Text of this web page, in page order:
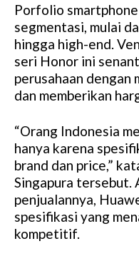
Porfolio
segmentasi, mulai
hingga high-end.
seri Honor ini
perusahaan dengan
dan memberikan
“Orang Indonesia
hanya karena
brand dan price,”
Singapura tersebut.
penjualannya,
spesifikasi yang
kompetitif.